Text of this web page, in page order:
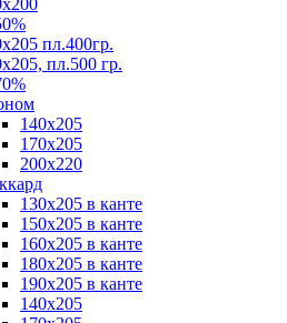
пл.400гр.
пл.500 гр.
140х205
170х205
200х220
130х205 в канте
150х205 в канте
160х205 в канте
180х205 в канте
190х205 в канте
140х205